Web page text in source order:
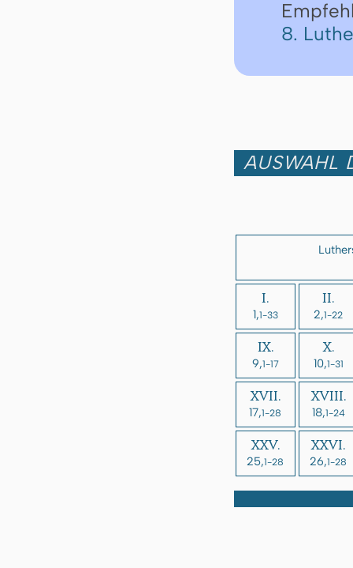
8.
AUSWAHL
I.
1,1-33
II.
2,1-22
IX.
9,1-17
X.
10,1-31
XVII.
17,1-28
XVIII.
18,1-24
XXV.
25,1-28
XXVI.
26,1-28